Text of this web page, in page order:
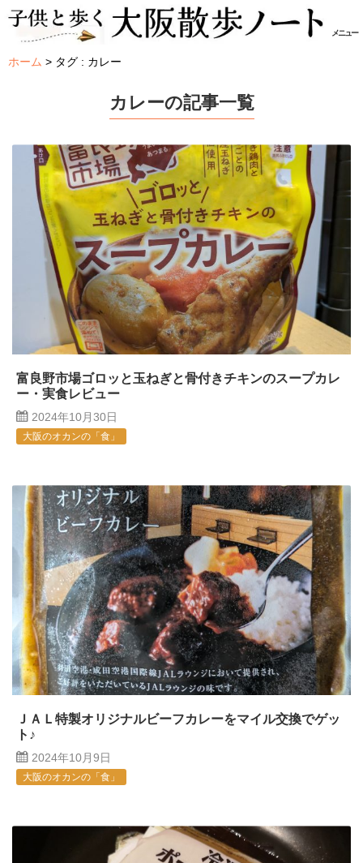
メニュー
ホーム タグ : カレー
カレーの記事一覧
富良野市場ゴロッと玉ねぎと骨付きチキンのスープカレ
ー・実食レビュー
2024年10月30日
大阪のオカンの「食」
ＪＡＬ特製オリジナルビーフカレーをマイル交換でゲッ
ト♪
2024年10月9日
大阪のオカンの「食」